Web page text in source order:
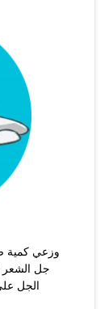
وزعي كمية
جل الشعر
الجل